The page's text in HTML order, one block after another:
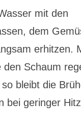
mit den
dem
erhitzen.
den Schaum
bleibt die
bei geringer